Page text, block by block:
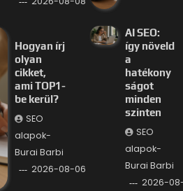
Hogyan írj
olyan
cikket,
ami TOP1-
be kerül?
SEO
alapok-
Burai Barbi
2026-08-06
AI SEO:
így növeld
a
hatékony
ságot
minden
szinten
SEO
alapok-
Burai Barbi
2026-